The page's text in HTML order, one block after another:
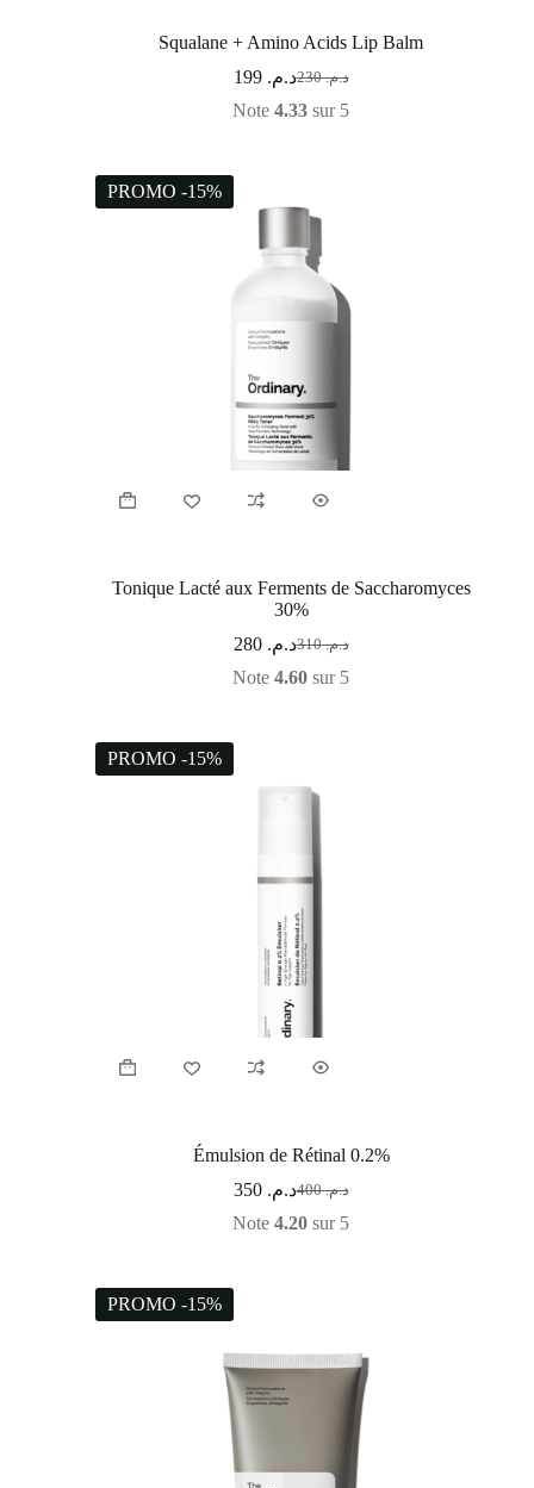
Squalane + Amino Acids Lip Balm
د.م.230 د.م. 199
Note 4.33 sur 5
PROMO -15%
Tonique Lacté aux Ferments de Saccharomyces
30%
د.م.310 د.م. 280
Note 4.60 sur 5
PROMO -15%
Émulsion de Rétinal 0.2%
د.م.400 د.م. 350
Note 4.20 sur 5
PROMO -15%